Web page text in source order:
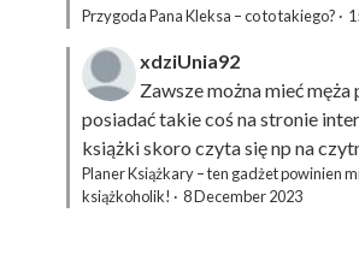
Przygoda Pana Kleksa – co to takiego? ·
xdziUnia92
Zawsze można mieć
posiadać takie coś na stronie
książki skoro czyta się np na
Planer Książkary – ten gadżet powinien
książkoholik! · 8 December 2023